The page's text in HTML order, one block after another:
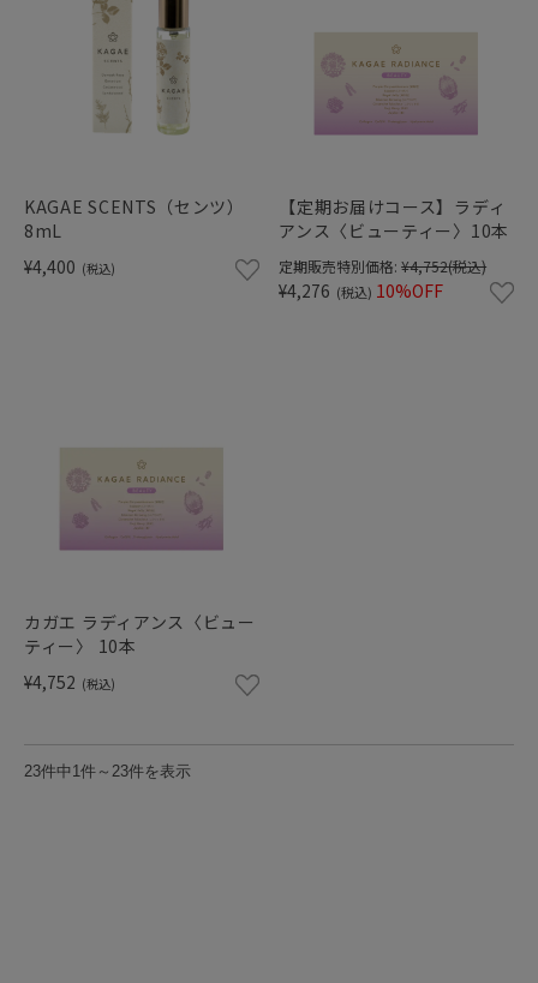
KAGAE SCENTS（センツ）
8mL
¥4,400 (税込)
【定期お届けコース】ラディ
アンス〈ビューティー〉10本
定期販売特別価格: ¥4,752(税込)
¥4,276 (税込) 10%OFF
カガエ ラディアンス〈ビュー
ティー〉 10本
¥4,752 (税込)
23件中1件～23件を表示